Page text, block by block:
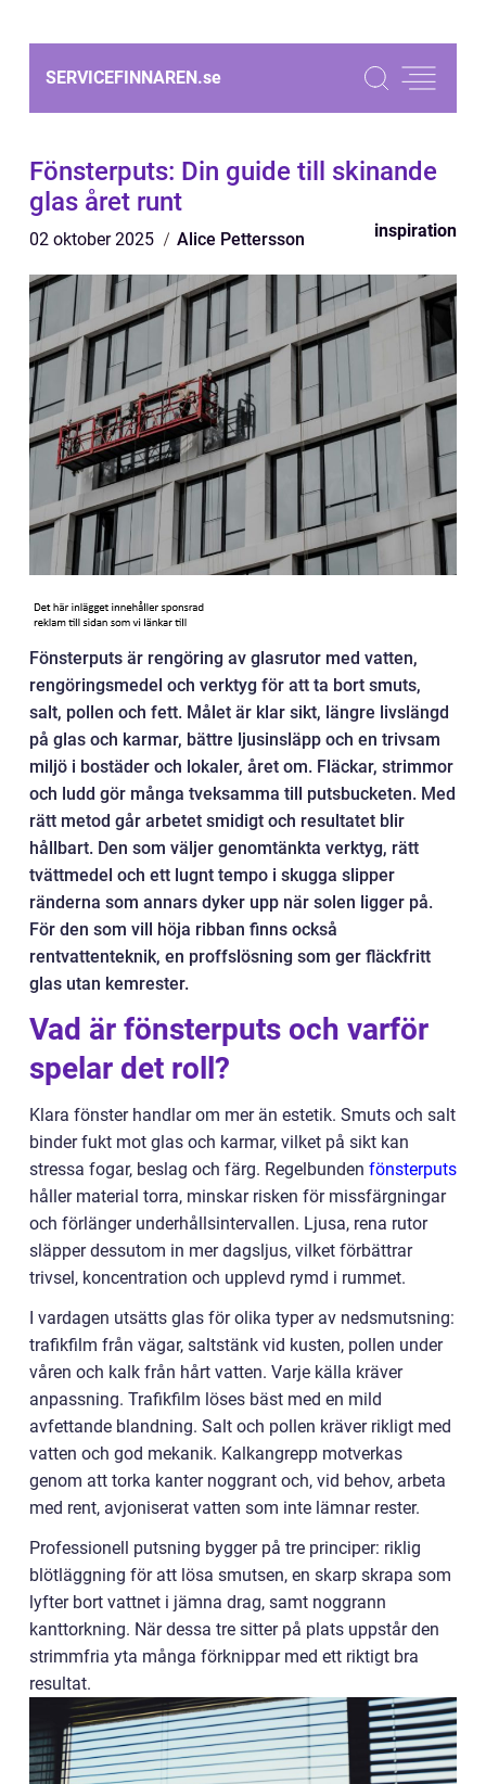
SERVICEFINNAREN.se
Fönsterputs: Din guide till skinande
glas året runt
02 oktober 2025 Alice Pettersson inspiration
Fönsterputs är rengöring av glasrutor med vatten,
rengöringsmedel och verktyg för att ta bort smuts,
salt, pollen och fett. Målet är klar sikt, längre livslängd
på glas och karmar, bättre ljusinsläpp och en trivsam
miljö i bostäder och lokaler, året om. Fläckar, strimmor
och ludd gör många tveksamma till putsbucketen. Med
rätt metod går arbetet smidigt och resultatet blir
hållbart. Den som väljer genomtänkta verktyg, rätt
tvättmedel och ett lugnt tempo i skugga slipper
ränderna som annars dyker upp när solen ligger på.
För den som vill höja ribban finns också
rentvattenteknik, en proffslösning som ger fläckfritt
glas utan kemrester.
Vad är fönsterputs och varför
spelar det roll?
Klara fönster handlar om mer än estetik. Smuts och salt
binder fukt mot glas och karmar, vilket på sikt kan
stressa fogar, beslag och färg. Regelbunden fönsterputs
håller material torra, minskar risken för missfärgningar
och förlänger underhållsintervallen. Ljusa, rena rutor
släpper dessutom in mer dagsljus, vilket förbättrar
trivsel, koncentration och upplevd rymd i rummet.
I vardagen utsätts glas för olika typer av nedsmutsning:
trafikfilm från vägar, saltstänk vid kusten, pollen under
våren och kalk från hårt vatten. Varje källa kräver
anpassning. Trafikfilm löses bäst med en mild
avfettande blandning. Salt och pollen kräver rikligt med
vatten och god mekanik. Kalkangrepp motverkas
genom att torka kanter noggrant och, vid behov, arbeta
med rent, avjoniserat vatten som inte lämnar rester.
Professionell putsning bygger på tre principer: riklig
blötläggning för att lösa smutsen, en skarp skrapa som
lyfter bort vattnet i jämna drag, samt noggrann
kanttorkning. När dessa tre sitter på plats uppstår den
strimmfria yta många förknippar med ett riktigt bra
resultat.